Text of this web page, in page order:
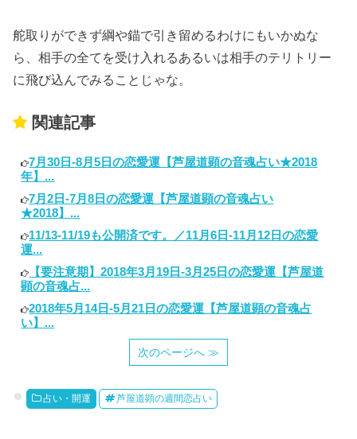
舵取りができず綱や錨で引き留めるわけにもいかぬな
ら、相手の全てを受け入れるあるいは相手のテリトリー
に飛び込んでみることじゃな。
関連記事
7月30日-8月5日の恋愛運【芦屋道顕の音魂占い★2018
年】...
7月2日-7月8日の恋愛運【芦屋道顕の音魂占い
★2018】...
11/13-11/19も公開済です。／11月6日-11月12日の恋愛
運...
【要注意期】2018年3月19日-3月25日の恋愛運【芦屋道
顕の音魂占...
2018年5月14日-5月21日の恋愛運【芦屋道顕の音魂占
い】...
次のページへ ≫
占い・開運 芦屋道顕の週間恋占い